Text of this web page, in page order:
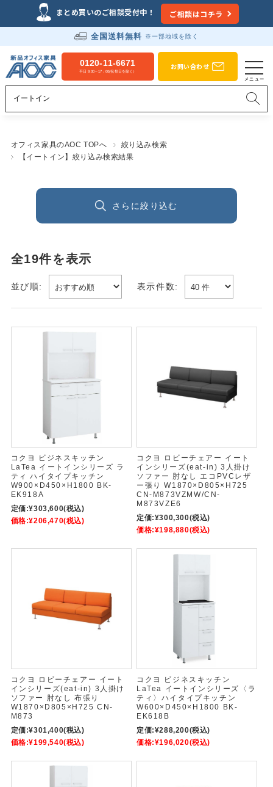
まとめ買いのご相談受付中！ ご相談はコチラ
全国送料無料 ※一部地域を除く
0120-11-6671
平日 9:00～17：00(祝祭日を除く）
お問い合わせ
オフィス家具のAOC TOPへ
絞り込み検索
【イートイン】絞り込み検索結果
さらに絞り込む
全19件を表示
並び順: 表示件数:
コクヨ ビジネスキッチン
LaTea イートインシリーズ ラ
ティ ハイタイプキッチン
W900×D450×H1800 BK-
EK918A
定価:¥303,600(税込)
価格:¥206,470(税込)
コクヨ ロビーチェアー イート
インシリーズ(eat-in) 3人掛け
ソファー 肘なし エコPVCレザ
ー張り W1870×D805×H725
CN-M873VZMW/CN-
M873VZE6
定価:¥300,300(税込)
価格:¥198,880(税込)
コクヨ ロビーチェアー イート
インシリーズ(eat-in) 3人掛け
ソファー 肘なし 布張り
W1870×D805×H725 CN-
M873
定価:¥301,400(税込)
価格:¥199,540(税込)
コクヨ ビジネスキッチン
LaTea イートインシリーズ〈ラ
ティ〉ハイタイプキッチン
W600×D450×H1800 BK-
EK618B
定価:¥288,200(税込)
価格:¥196,020(税込)